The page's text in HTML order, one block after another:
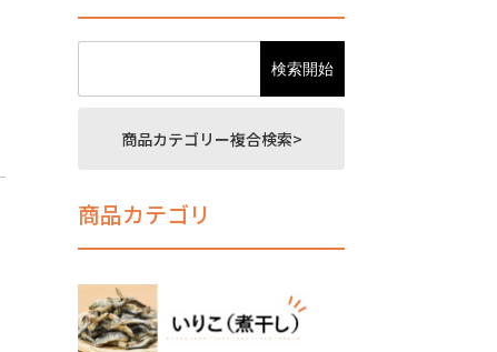
商品カテゴリー複合検索>
商品カテゴリ